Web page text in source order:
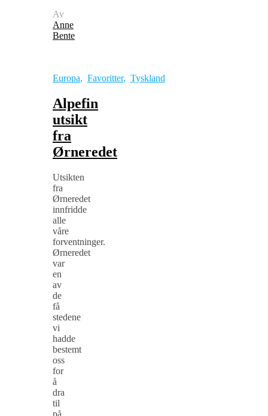
Av
Anne
Bente
Europa, Favoritter, Tyskland
Alpefin
utsikt
fra
Ørneredet
Utsikten
fra
Ørneredet
innfridde
alle
våre
forventninger.
Ørneredet
var
en
av
de
få
stedene
vi
hadde
bestemt
oss
for
å
dra
til